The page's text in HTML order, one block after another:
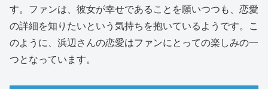
す。ファンは、彼女が幸せであることを願いつつも、恋愛
の詳細を知りたいという気持ちを抱いているようです。こ
のように、浜辺さんの恋愛はファンにとっての楽しみの一
つとなっています。